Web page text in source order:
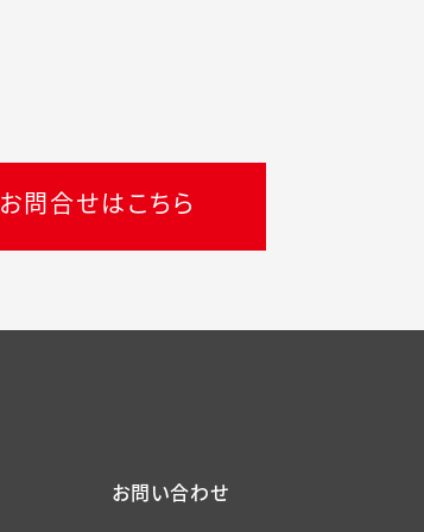
お問合せはこちら
お問い合わせ